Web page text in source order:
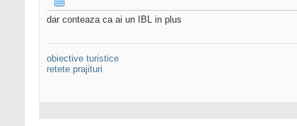
dar conteaza ca ai un IBL in plus
obiective turistice
retete prajituri